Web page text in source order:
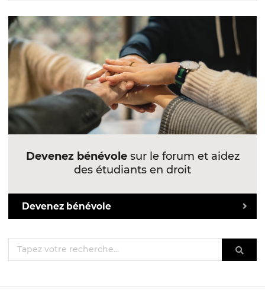
Devenez bénévolesur le forum et aidez
des étudiants en droit
Devenez bénévole